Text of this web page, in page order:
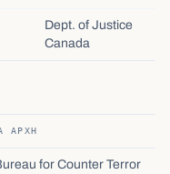
Dept. of Justice
Canada
ΑΡΧΉ
for Counter Terror